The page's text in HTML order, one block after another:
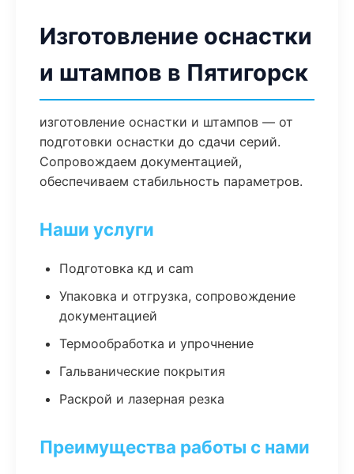
Изготовление оснастки
и штампов в Пятигорск
изготовление оснастки и штампов — от
подготовки оснастки до сдачи серий.
Сопровождаем документацией,
обеспечиваем стабильность параметров.
Наши услуги
Подготовка кд и cam
Упаковка и отгрузка, сопровождение
документацией
Термообработка и упрочнение
Гальванические покрытия
Раскрой и лазерная резка
Преимущества работы с нами